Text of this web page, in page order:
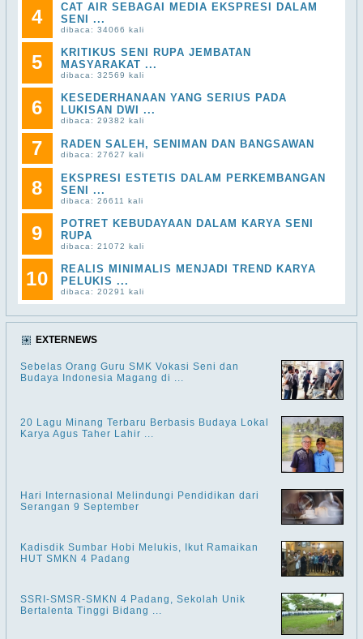
4
CAT AIR SEBAGAI MEDIA EKSPRESI DALAM
SENI ...
dibaca: 34066 kali
5
KRITIKUS SENI RUPA JEMBATAN
MASYARAKAT ...
dibaca: 32569 kali
6
KESEDERHANAAN YANG SERIUS PADA
LUKISAN DWI ...
dibaca: 29382 kali
7 RADEN SALEH, SENIMAN DAN BANGSAWAN
dibaca: 27627 kali
8
EKSPRESI ESTETIS DALAM PERKEMBANGAN
SENI ...
dibaca: 26611 kali
9
POTRET KEBUDAYAAN DALAM KARYA SENI
RUPA
dibaca: 21072 kali
10
REALIS MINIMALIS MENJADI TREND KARYA
PELUKIS ...
dibaca: 20291 kali
EXTERNEWS
Sebelas Orang Guru SMK Vokasi Seni dan
Budaya Indonesia Magang di ...
20 Lagu Minang Terbaru Berbasis Budaya Lokal
Karya Agus Taher Lahir ...
Hari Internasional Melindungi Pendidikan dari
Serangan 9 September
Kadisdik Sumbar Hobi Melukis, Ikut Ramaikan
HUT SMKN 4 Padang
SSRI-SMSR-SMKN 4 Padang, Sekolah Unik
Bertalenta Tinggi Bidang ...